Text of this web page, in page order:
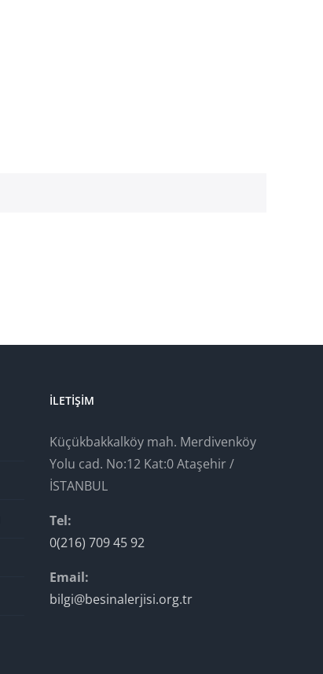
İLETIŞIM
Küçükbakkalköy mah. Merdivenköy
Yolu cad. No:12 Kat:0 Ataşehir /
İSTANBUL
Tel:
0(216) 709 45 92
Email:
bilgi@besinalerjisi.org.tr